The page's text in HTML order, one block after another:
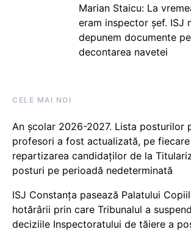
Marian Staicu: La
eram inspector șef. ISJ
depunem documente
decontarea navetei
CELE MAI NOI
An școlar 2026-2027. Lista posturilor
profesori a fost actualizată, pe
repartizarea candidaților de la
posturi pe perioadă nedeterminată
ISJ Constanța pasează Palatului
hotărârii prin care Tribunalul a
deciziile Inspectoratului de tăiere a